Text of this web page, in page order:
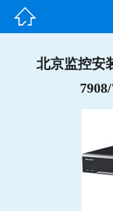

北京监控安